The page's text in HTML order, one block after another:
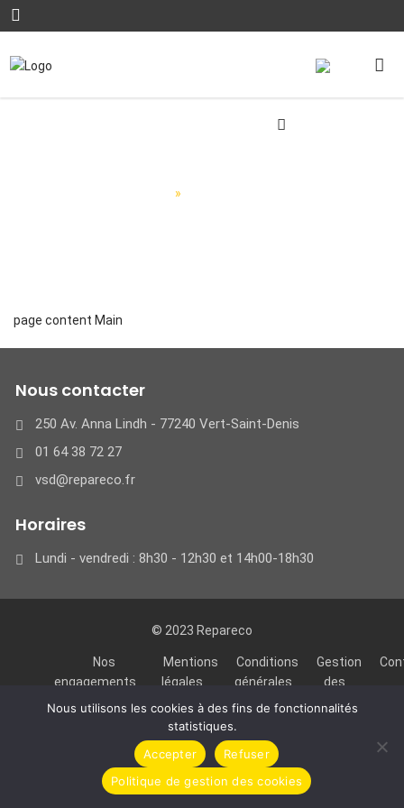
»
page content Main
Nous contacter
250 Av. Anna Lindh - 77240 Vert-Saint-Denis
01 64 38 72 27
vsd@repareco.fr
Horaires
Lundi - vendredi : 8h30 - 12h30 et 14h00-18h30
© 2023 Repareco
Nos
engagements
Mentions
légales
Conditions
générales
de
locations
Gestion
des
cookies
Nous utilisons les cookies à des fins de fonctionnalités
statistiques.
Accepter
Refuser
Politique de gestion des cookies